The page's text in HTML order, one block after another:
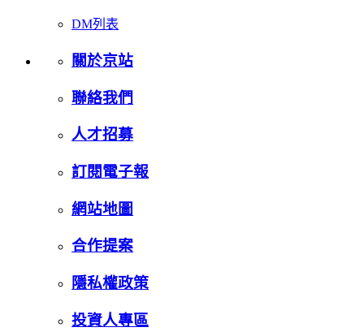
DM列表
關於京站
聯絡我們
人才招募
訂閱電子報
網站地圖
合作提案
隱私權政策
投資人專區